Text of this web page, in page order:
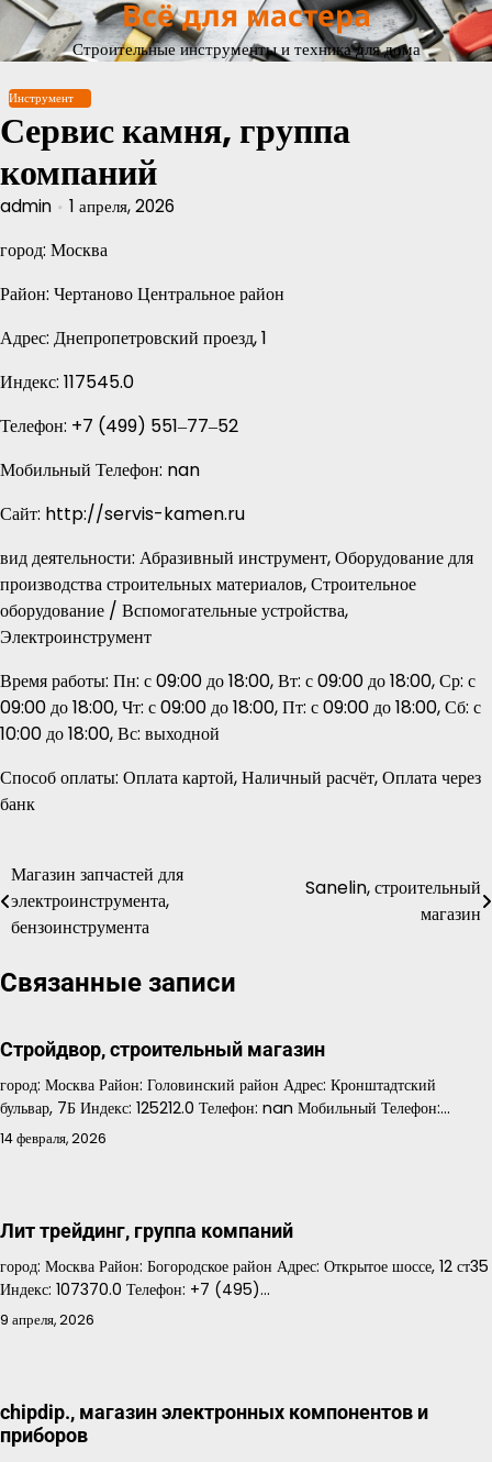
Перейти
содержимому
Всё для мастера
Строительные инструменты и техника для дома
Инструмент
Сервис камня, группа
компаний
admin 1 апреля, 2026
город: Москва
Район: Чертаново Центральное район
Адрес: Днепропетровский проезд, 1
Индекс: 117545.0
Телефон: +7 (499) 551‒77‒52
Мобильный Телефон: nan
Сайт: http://servis-kamen.ru
вид деятельности: Абразивный инструмент, Оборудование для
производства строительных материалов, Строительное
оборудование / Вспомогательные устройства,
Электроинструмент
Время работы: Пн: с 09:00 до 18:00, Вт: с 09:00 до 18:00, Ср: с
09:00 до 18:00, Чт: с 09:00 до 18:00, Пт: с 09:00 до 18:00, Сб: с
10:00 до 18:00, Вс: выходной
Способ оплаты: Оплата картой, Наличный расчёт, Оплата через
банк
Навигация
по
Магазин запчастей для
электроинструмента,
бензоинструмента
Sanelin, строительный
магазин
Связанные записи
Стройдвор, строительный магазин
город: Москва Район: Головинский район Адрес: Кронштадтский
бульвар, 7Б Индекс: 125212.0 Телефон: nan Мобильный Телефон:…
14 февраля, 2026
Лит трейдинг, группа компаний
город: Москва Район: Богородское район Адрес: Открытое шоссе, 12 ст35
Индекс: 107370.0 Телефон: +7 (495)…
9 апреля, 2026
chipdip., магазин электронных компонентов и
приборов